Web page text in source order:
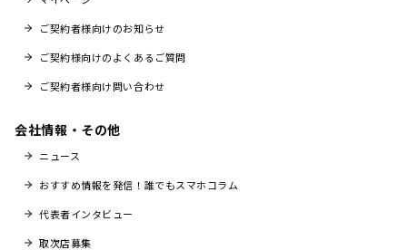
ご契約者様向けのお知らせ
ご契約様向けのよくあるご質問
ご契約者様向け問い合わせ
会社情報・その他
ニュース
おすすめ情報を発信！誰でもスマホコラム
代表者インタビュー
取次店募集